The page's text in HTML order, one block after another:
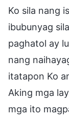
Ko sila nang
ibubunyag
paghatol ay
nang
itatapon Ko
Aking mga
mga ito